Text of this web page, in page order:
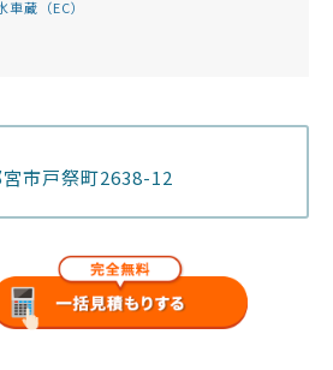
車蔵（EC）
市戸祭町2638-12